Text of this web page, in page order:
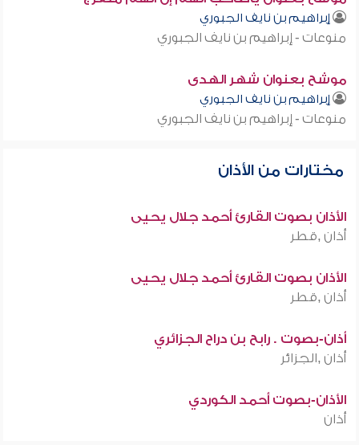
إبراهيم بن نايف الجبوري
منوعات - إبراهيم بن نايف الجبوري
موشح بعنوان شهر الهدى
إبراهيم بن نايف الجبوري
منوعات - إبراهيم بن نايف الجبوري
مختارات من الأذان
الأذان بصوت القارئ أحمد جلال يحيى
أذان ,قطر
الأذان بصوت القارئ أحمد جلال يحيى
أذان ,قطر
أذان-بصوت . رابح بن دراح الجزائري
أذان ,الجزائر
الأذان-بصوت أحمد الكوردي
أذان